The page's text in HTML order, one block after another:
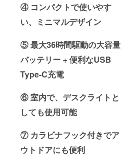
④ コンパクトで使いやす
い、ミニマルデザイン
⑤ 最大36時間駆動の大容量
バッテリー + 便利なUSB
Type-C充電
⑥ 室内で、デスクライトと
しても使用可能
⑦ カラビナフック付きでア
ウトドアにも便利